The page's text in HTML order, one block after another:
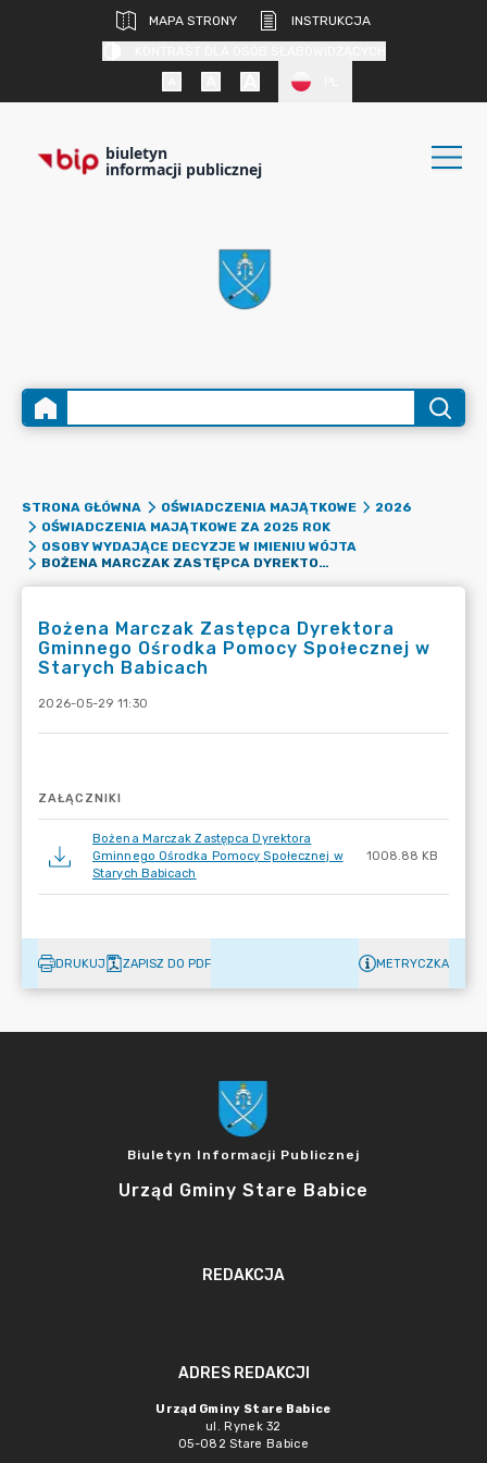
MAPA STRONY
INSTRUKCJA
biuletyn
informacji publicznej
STRONA GŁÓWNA OŚWIADCZENIA MAJĄTKOWE
2026
OŚWIADCZENIA MAJĄTKOWE ZA 2025 ROK
OSOBY WYDAJĄCE DECYZJE W IMIENIU WÓJTA
BOŻENA MARCZAK ZASTĘPCA DYREKTORA GMINNEGO OŚRODKA POMOCY SPOŁECZNEJ W STARYCH BABICACH
Bożena Marczak Zastępca Dyrektora
Gminnego Ośrodka Pomocy Społecznej w
Starych Babicach
2026-05-29 11:30
ZAŁĄCZNIKI
Bożena Marczak Zastępca Dyrektora
Gminnego Ośrodka Pomocy Społecznej w
Starych Babicach
1008.88 KB
DRUKUJ ZAPISZ DO PDF METRYCZKA
Biuletyn Informacji Publicznej
Urząd Gminy Stare Babice
REDAKCJA
ADRES REDAKCJI
Urząd Gminy Stare Babice
ul. Rynek 32
05-082 Stare Babice